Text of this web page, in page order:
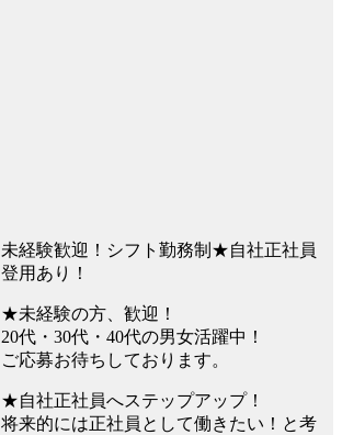
未経験歓迎！シフト勤務制★自社正社員
登用あり！
★未経験の方、歓迎！
20代・30代・40代の男女活躍中！
ご応募お待ちしております。
★自社正社員へステップアップ！
将来的には正社員として働きたい！と考